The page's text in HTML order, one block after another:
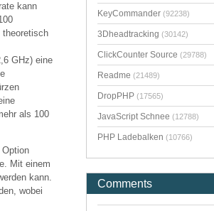
kann
theoretisch
GHz) eine
als 100
Mit einem
kann.
wobei
KeyCommander (92238)
3Dheadtracking (30142)
ClickCounter Source (29788)
Readme (21489)
DropPHP (17565)
JavaScript Schnee (12788)
PHP Ladebalken (10766)
Comments